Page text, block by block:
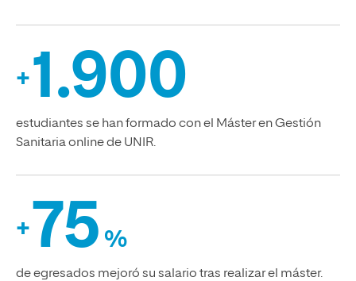
+1.900
estudiantes se han formado con el Máster en Gestión
Sanitaria online de UNIR.
+75 %
de egresados mejoró su salario tras realizar el máster.